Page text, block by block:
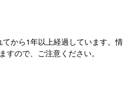
てから1年以上経過しています。情
すので、ご注意ください。